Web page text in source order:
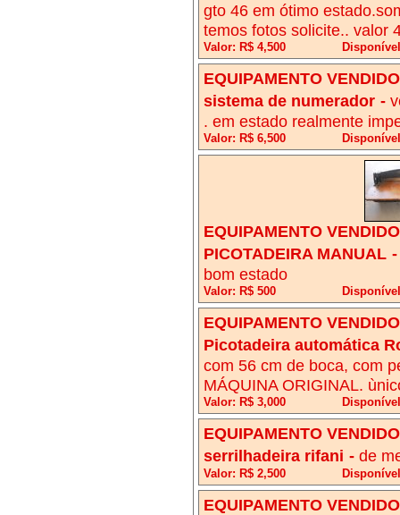
gto 46 em ótimo
temos fotos solicite.. valor
Valor: R$ 4,500
EQUIPAMENTO
sistema de numerador -
. em estado realmente
Valor: R$ 6,500
EQUIPAMENTO
PICOTADEIRA MANUAL
bom estado
Valor: R$ 500
EQUIPAMENTO
Picotadeira automática
com 56 cm de boca, com
MÁQUINA ORIGINAL.
Valor: R$ 3,000
EQUIPAMENTO
serrilhadeira rifani - de
Valor: R$ 2,500
EQUIPAMENTO